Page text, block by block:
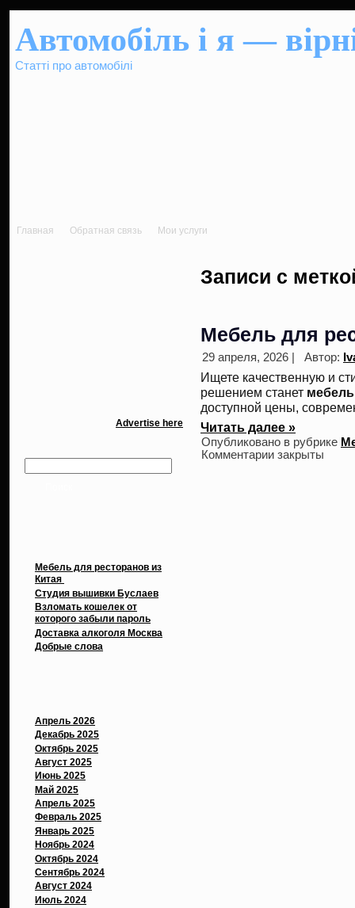
Автомобіль і я —
Статті про автомобілі
Главная Обратная связь Мои услуги
Advertise here
Мебель для ресторанов из
Китая
Cтудия вышивки Буслаев
Взломать кошелек от
которого забыли пароль
Доставка алкоголя Москва
Добрые слова
Апрель 2026
Декабрь 2025
Октябрь 2025
Август 2025
Июнь 2025
Май 2025
Апрель 2025
Февраль 2025
Январь 2025
Ноябрь 2024
Октябрь 2024
Сентябрь 2024
Август 2024
Июль 2024
Записи с
Мебель для
29 апреля, 2026 | Автор:
Ищете качественную и
решением станет
доступной цены,
Читать далее »
Опубликовано в рубрике
Комментарии закрыты